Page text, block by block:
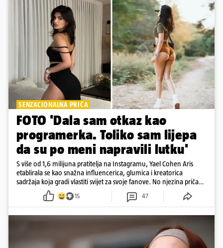
SENZACIONALNA PRIČA
FOTO 'Dala sam otkaz kao
programerka. Toliko sam lijepa
da su po meni napravili lutku'
S više od 1,6 milijuna pratitelja na Instagramu, Yael Cohen Aris
etablirala se kao snažna influencerica, glumica i kreatorica
sadržaja koja gradi vlastiti svijet za svoje fanove. No njezina priča
pokazuje da online slava dolazi i s neočekivanim izazovima
15 47